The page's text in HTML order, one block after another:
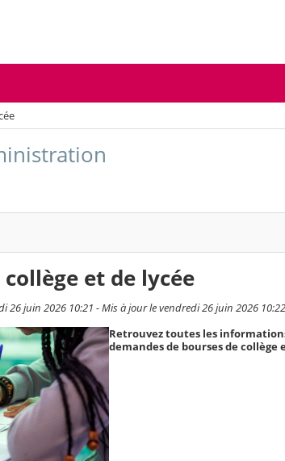
et de lycée
26 juin 2026 10:21 - Mis à jour le vendredi 26 juin 2026 10:22
Retrouvez toutes les
demandes de bourses de collège